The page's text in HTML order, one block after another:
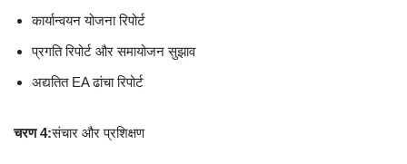
कार्यान्वयन योजना रिपोर्ट
प्रगति रिपोर्ट और समायोजन सुझाव
अद्यतित EA ढांचा रिपोर्ट
चरण 4:संचार और प्रशिक्षण